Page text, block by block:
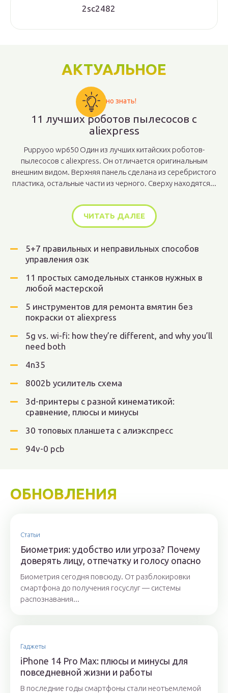
2sc2482
АКТУАЛЬНОЕ
Важно знать!
11 лучших роботов пылесосов с
aliexpress
Puppyoo wp650 Один из лучших китайских роботов-
пылесосов с aliexpress. Он отличается оригинальным
внешним видом. Верхняя панель сделана из серебристого
пластика, остальные части из черного. Сверху находятся...
ЧИТАТЬ ДАЛЕЕ
5+7 правильных и неправильных способов
управления озк
11 простых самодельных станков нужных в
любой мастерской
5 инструментов для ремонта вмятин без
покраски от aliexpress
5g vs. wi-fi: how they’re different, and why you’ll
need both
4n35
8002b усилитель схема
3d-принтеры с разной кинематикой:
сравнение, плюсы и минусы
30 топовых планшета с алиэкспресс
94v-0 pcb
ОБНОВЛЕНИЯ
Статьи
Биометрия: удобство или угроза? Почему
доверять лицу, отпечатку и голосу опасно
Биометрия сегодня повсюду. От разблокировки
смартфона до получения госуслуг — системы
распознавания...
Гаджеты
iPhone 14 Pro Max: плюсы и минусы для
повседневной жизни и работы
В последние годы смартфоны стали неотъемлемой